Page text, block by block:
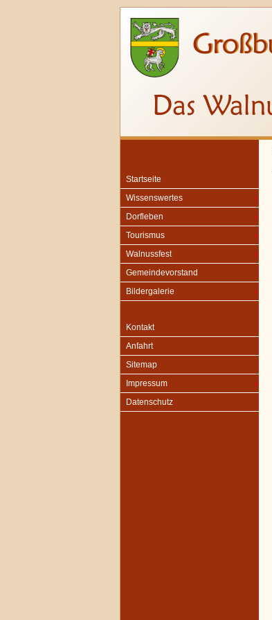
Startseite
Wissenswertes
Dorfleben
Tourismus
Walnussfest
Gemeindevorstand
Bildergalerie
Kontakt
Anfahrt
Sitemap
Impressum
Datenschutz